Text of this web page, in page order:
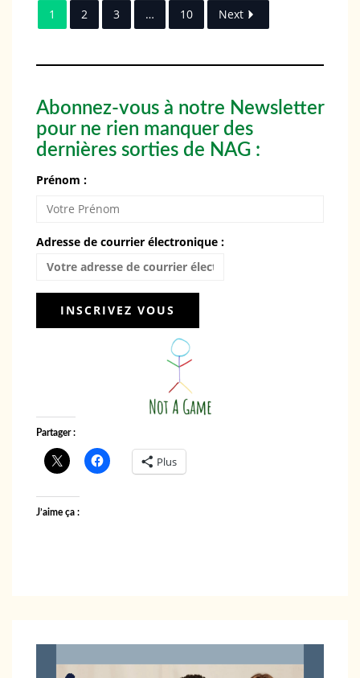
1 2 3 … 10 Next
Abonnez-vous à notre Newsletter
pour ne rien manquer des
dernières sorties de NAG :
Prénom :
Adresse de courrier électronique :
Partager :
Plus
J’aime ça :